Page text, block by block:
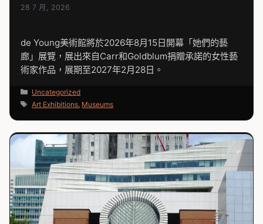
28 7 月, 2026
de Young美術館將於2026年8月15日開幕「她們的藝
廊」展覽，展出來自Carr和Goldblum捐贈承諾的女性藝
術家作品，展期至2027年2月28日。
分
類
Uncategorized
標
Art Exhibitions, Museums